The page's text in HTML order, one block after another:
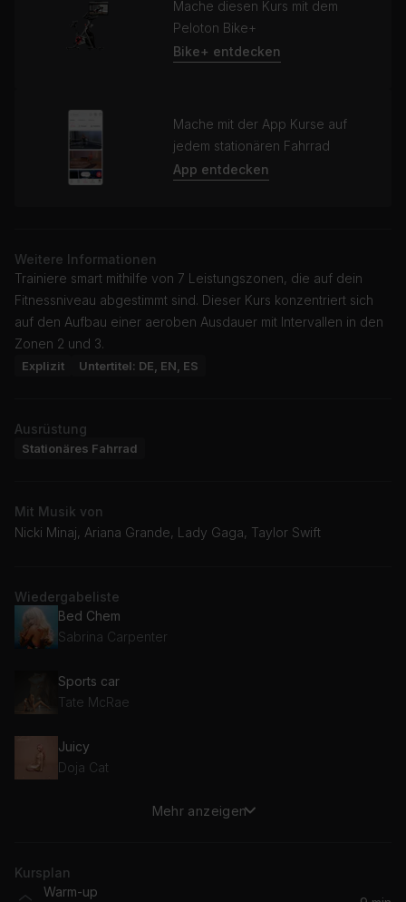
Mache diesen Kurs mit dem
Peloton Bike+
Bike+ entdecken
Mache mit der App Kurse auf
jedem stationären Fahrrad
App entdecken
Weitere Informationen
Trainiere smart mithilfe von 7 Leistungszonen, die auf dein
Fitnessniveau abgestimmt sind. Dieser Kurs konzentriert sich
auf den Aufbau einer aeroben Ausdauer mit Intervallen in den
Zonen 2 und 3.
Explizit Untertitel: DE, EN, ES
Ausrüstung
Stationäres Fahrrad
Mit Musik von
Nicki Minaj, Ariana Grande, Lady Gaga, Taylor Swift
Wiedergabeliste
Bed Chem
Sabrina Carpenter
Sports car
Tate McRae
Juicy
Doja Cat
Here For You
Becky Hill, Wilkinson
Mehr anzeigen
Kursplan
Warm-up